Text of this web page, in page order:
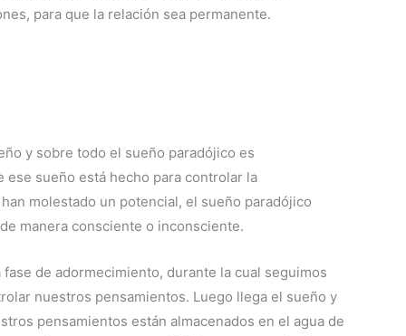
para que la relación sea permanente.
y sobre todo el sueño paradójico es
sueño está hecho para controlar la
molestado un potencial, el sueño paradójico
manera consciente o inconsciente.
de adormecimiento, durante la cual seguimos
nuestros pensamientos. Luego llega el sueño y
pensamientos están almacenados en el agua de